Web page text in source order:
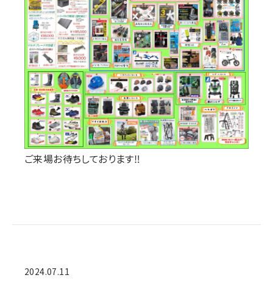
ご来場お待ちしております‼
2024.07.11